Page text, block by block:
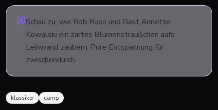
Schau zu, wie Bob Ross und Gast Annette
Kowalski ein zartes Blumensträußchen aufs
Leinwand zaubern. Pure Entspannung für
zwischendurch.
klassiker camp